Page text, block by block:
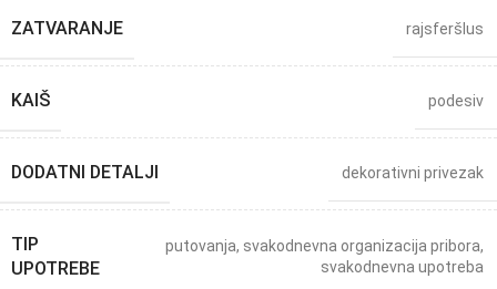
ZATVARANJE rajsferšlus
KAIŠ podesiv
DODATNI DETALJI dekorativni privezak
TIP
UPOTREBE
putovanja, svakodnevna organizacija pribora,
svakodnevna upotreba